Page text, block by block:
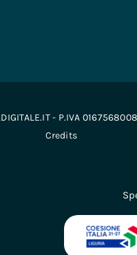
- P.IVA
Credits